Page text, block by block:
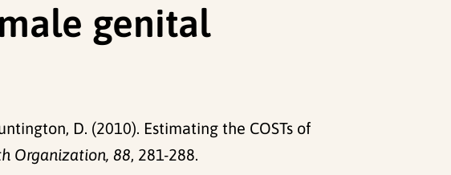
genital
D. (2010). Estimating the COSTs of
Organization, 88, 281-288.